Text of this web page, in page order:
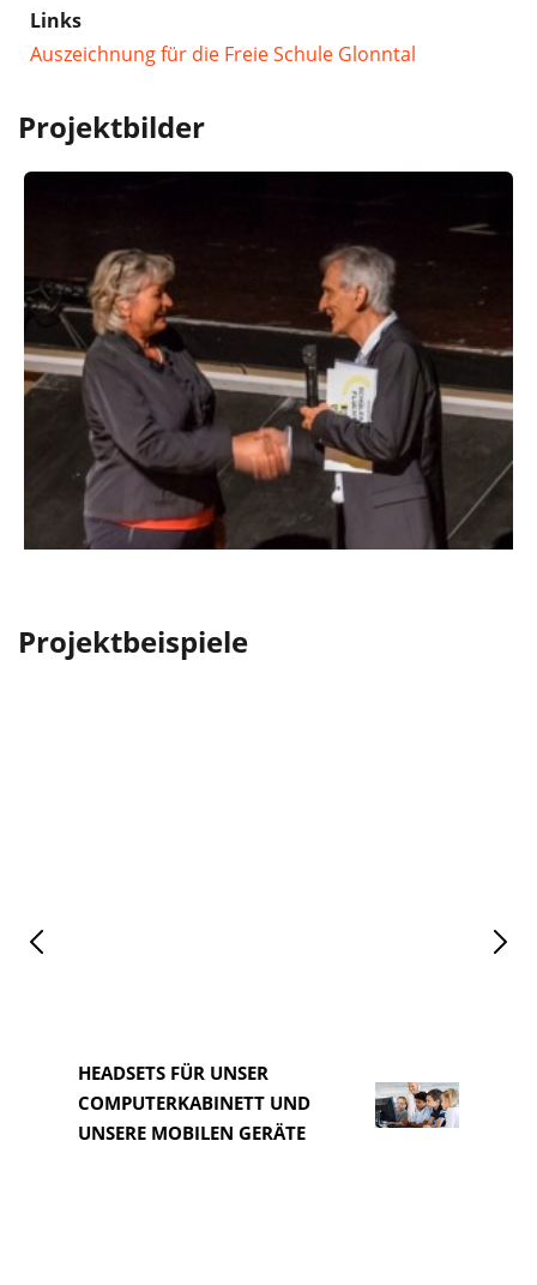
Links
Auszeichnung für die Freie Schule Glonntal
Projektbilder
Projektbeispiele
HEADSETS FÜR UNSER
COMPUTERKABINETT UND
UNSERE MOBILEN GERÄTE